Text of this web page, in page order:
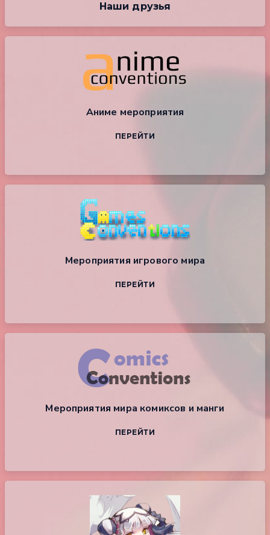
Наши друзья
Аниме мероприятия
ПЕРЕЙТИ
Мероприятия игрового мира
ПЕРЕЙТИ
Мероприятия мира комиксов и манги
ПЕРЕЙТИ